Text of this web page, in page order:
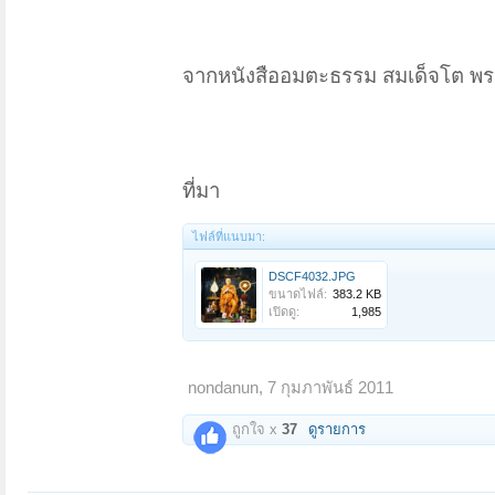
จากหนังสืออมตะธรรม สมเด็จโต พ
ที่มา
ไฟล์ที่แนบมา:
DSCF4032.JPG
ขนาดไฟล์: 383.2 KB
เปิดดู:
1,985
nondanun, 7 กุมภาพันธ์ 2011
ถูกใจ x 37 ดูรายการ